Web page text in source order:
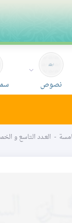
نصوص
- العـدد التاسع و